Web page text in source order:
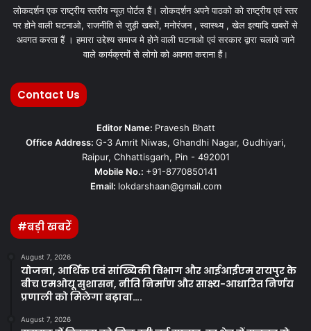
लोकदर्शन एक राष्ट्रीय स्तरीय न्यूज़ पोर्टल हैं। लोकदर्शन अपने पाठको को राष्ट्रीय एवं स्तर
पर होने वाली घटनाओ, राजनीति से जुड़ी खबरों, मनोरंजन , स्वास्थ्य , खेल इत्यादि खबरों से
अवगत करता हैं । हमारा उद्देश्य समाज मे होने वाली घटनाओ एवं सरकार द्वारा चलाये जाने
वाले कार्यक्रमों से लोगो को अवगत कराना हैं।
Contact Us
Editor Name: Pravesh Bhatt
Office Address: G-3 Amrit Niwas, Ghandhi Nagar, Gudhiyari,
Raipur, Chhattisgarh, Pin - 492001
Mobile No.: +91-8770850141
Email: lokdarshaan@gmail.com
#बड़ी खबरें
August 7, 2026
योजना, आर्थिक एवं सांख्यिकी विभाग और आईआईएम रायपुर के
बीच एमओयू सुशासन, नीति निर्माण और साक्ष्य-आधारित निर्णय
प्रणाली को मिलेगा बढ़ावा….
August 7, 2026